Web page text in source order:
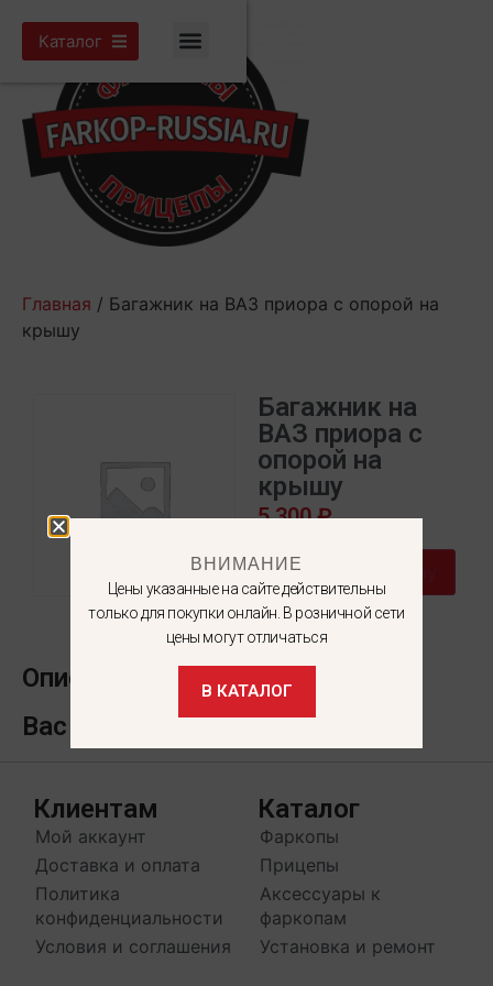
Каталог
Главная / Багажник на ВАЗ приора с опорой на
крышу
Багажник на
ВАЗ приора с
опорой на
крышу
5 300₽
Описание
Вас может заинтересовать
Клиентам
Мой аккаунт
Доставка и оплата
Политика
конфиденциальности
Условия и соглашения
Каталог
Фаркопы
Прицепы
Аксессуары к
фаркопам
Установка и ремонт
ВНИМАНИЕ
Цены указанные на сайте действительны
только для покупки онлайн. В розничной сети
цены могут отличаться
В КАТАЛОГ